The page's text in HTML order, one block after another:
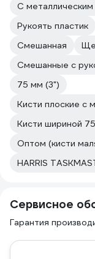
С
Рукоять пластик
Смешанная
Смешанные с
75 мм (3")
Кисти плоские с
Кисти шириной
Оптом (кисти
HARRIS
Сервисное
Гарантия